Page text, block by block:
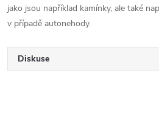
jako jsou například kamínky, ale také
v případě autonehody.
Diskuse